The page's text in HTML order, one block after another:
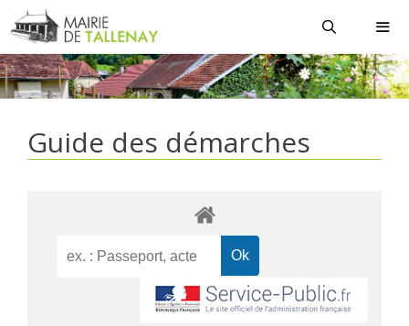
Aller
au
contenu
Guide des démarches